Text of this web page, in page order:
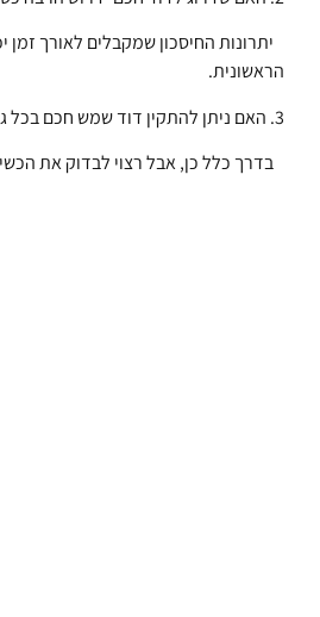
יתרונות החיסכון שמקבלים לאורך
הראשונית.
3. האם ניתן להתקין דוד שמש חכם בכל גג?
בדרך כלל כן, אבל רצוי לבדוק את